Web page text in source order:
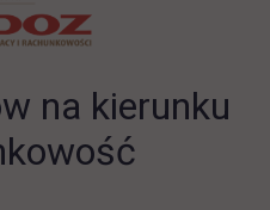
na kierunku